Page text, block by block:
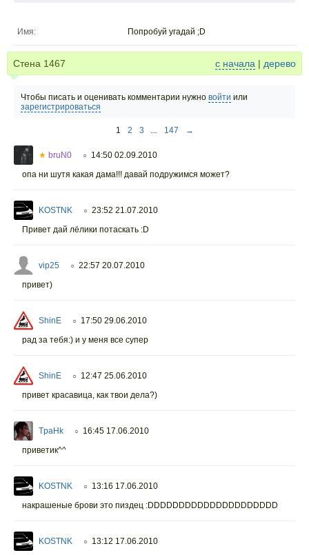
Имя: Попробуй угадай ;D
Стена 1467 с начала | дерево
Чтобы писать и оценивать комментарии нужно войти или
зарегистрироваться
1 2 3 ... 147 →
★ bruN0 ○ 14:50 02.09.2010
опа ни шутя какая дама!!! давай подружимся может?
KOSTNK ○ 23:52 21.07.2010
Привет дай лёлики потаскать :D
vip25 ○ 22:57 20.07.2010
привет)
ShinE ○ 17:50 29.06.2010
рад за тебя:) и у меня все супер
ShinE ○ 12:47 25.06.2010
привет красавица, как твои дела?)
TpaHk ○ 16:45 17.06.2010
приветик^^
KOSTNK ○ 13:16 17.06.2010
накрашеные брови это пиздец :DDDDDDDDDDDDDDDDDDDDD
KOSTNK ○ 13:12 17.06.2010